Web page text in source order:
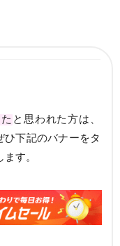
と思われた方は、
下記のバナーをタ
す。